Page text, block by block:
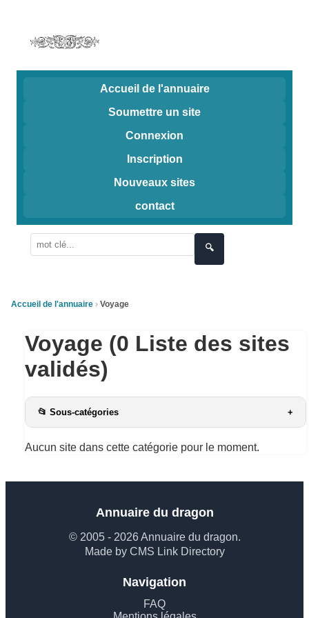
Accueil de l'annuaire
Soumettre un site
Connexion
Inscription
Nouveaux sites
contact
🔍
Accueil de l'annuaire Voyage
Voyage (0 Liste des sites
validés)
📂 Sous-catégories +
Aucun site dans cette catégorie pour le moment.
Annuaire du dragon
© 2005 - 2026 Annuaire du dragon.
Made by CMS Link Directory
Navigation
FAQ